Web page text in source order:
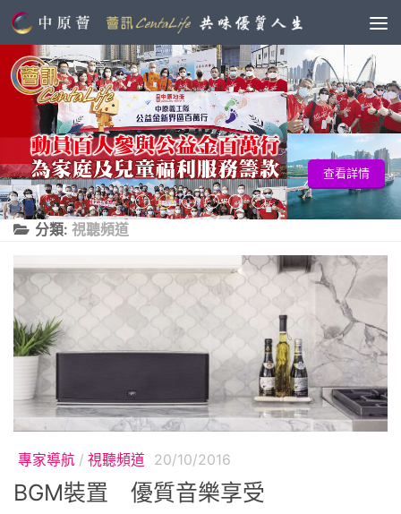
查看詳情
分類: 視聽頻道
專家導航/ 視聽頻道 20/10/2016
BGM裝置 優質音樂享受